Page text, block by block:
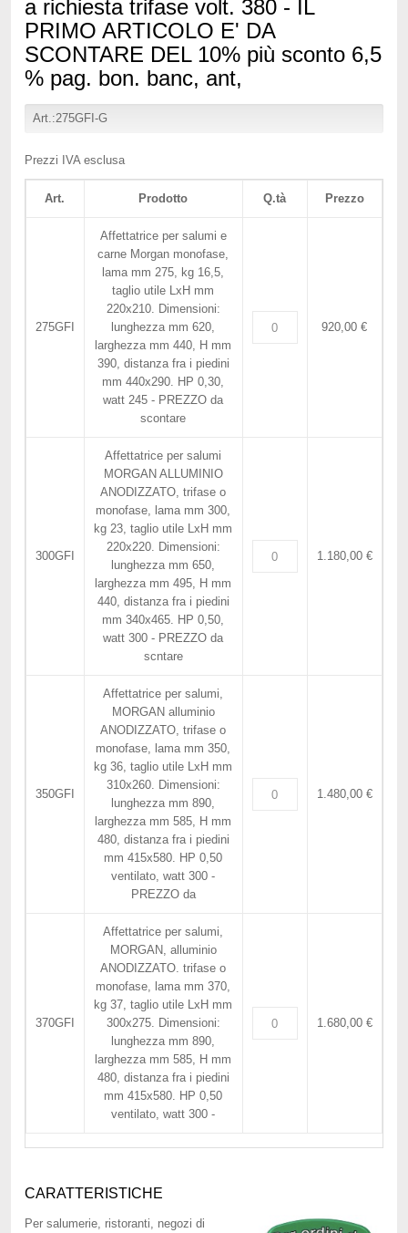
a richiesta trifase volt. 380 - IL
PRIMO ARTICOLO E' DA
SCONTARE DEL 10% più sconto 6,5
% pag. bon. banc, ant,
Art.:275GFI-G
Prezzi IVA esclusa
Art. Prodotto Q.tà Prezzo
275GFI
Affettatrice per salumi e
carne Morgan monofase,
lama mm 275, kg 16,5,
taglio utile LxH mm
220x210. Dimensioni:
lunghezza mm 620,
larghezza mm 440, H mm
390, distanza fra i piedini
mm 440x290. HP 0,30,
watt 245 - PREZZO da
scontare
920,00 €
300GFI
Affettatrice per salumi
MORGAN ALLUMINIO
ANODIZZATO, trifase o
monofase, lama mm 300,
kg 23, taglio utile LxH mm
220x220. Dimensioni:
lunghezza mm 650,
larghezza mm 495, H mm
440, distanza fra i piedini
mm 340x465. HP 0,50,
watt 300 - PREZZO da
scntare
1.180,00 €
350GFI
Affettatrice per salumi,
MORGAN alluminio
ANODIZZATO, trifase o
monofase, lama mm 350,
kg 36, taglio utile LxH mm
310x260. Dimensioni:
lunghezza mm 890,
larghezza mm 585, H mm
480, distanza fra i piedini
mm 415x580. HP 0,50
ventilato, watt 300 -
PREZZO da
1.480,00 €
370GFI
Affettatrice per salumi,
MORGAN, alluminio
ANODIZZATO. trifase o
monofase, lama mm 370,
kg 37, taglio utile LxH mm
300x275. Dimensioni:
lunghezza mm 890,
larghezza mm 585, H mm
480, distanza fra i piedini
mm 415x580. HP 0,50
ventilato, watt 300 -
1.680,00 €
CARATTERISTICHE
Per salumerie, ristoranti, negozi di